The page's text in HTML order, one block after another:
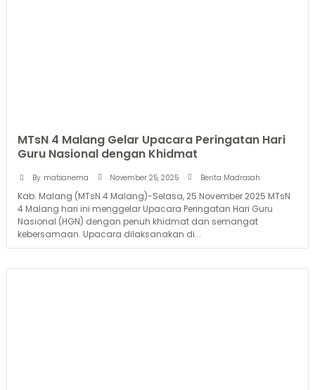
MTsN 4 Malang Gelar Upacara Peringatan Hari
Guru Nasional dengan Khidmat
By matsanema November 25, 2025 Berita Madrasah
Kab. Malang (MTsN 4 Malang)-Selasa, 25 November 2025 MTsN
4 Malang hari ini menggelar Upacara Peringatan Hari Guru
Nasional (HGN) dengan penuh khidmat dan semangat
kebersamaan. Upacara dilaksanakan di...